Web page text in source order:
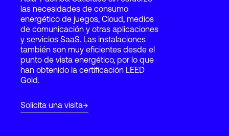
Login
las necesidades de consumo
energético de juegos, Cloud, medios
de comunicación y otras aplicaciones
y servicios SaaS. Las instalaciones
también son muy eficientes desde el
punto de vista energético, por lo que
han obtenido la certificación LEED
Gold.
Solicita una visita